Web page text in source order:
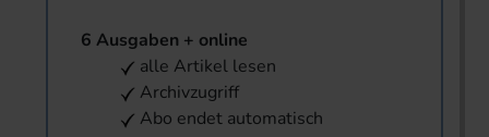
6 Ausgaben + online
alle Artikel lesen
Archivzugriff
Abo endet automatisch